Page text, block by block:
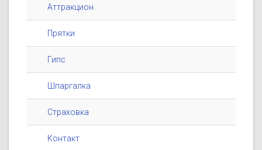
Аттракцион
Прятки
Гипс
Шпаргалка
Страховка
Контакт